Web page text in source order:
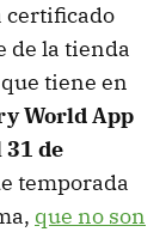
certificado
de la tienda
tiene en
World App
de
temporada
que no son